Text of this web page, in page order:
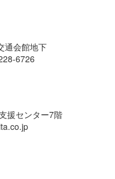
通会館地下
6726
援センター7階